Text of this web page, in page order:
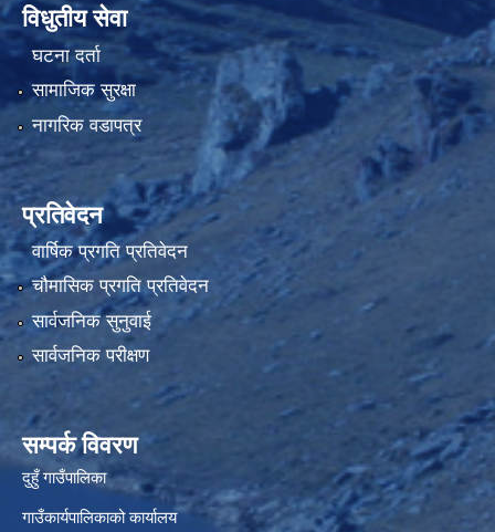
विधुतीय सेवा
घटना दर्ता
सामाजिक सुरक्षा
नागरिक वडापत्र
प्रतिवेदन
वार्षिक प्रगति प्रतिवेदन
चौमासिक प्रगति प्रतिवेदन
सार्वजनिक सुनुवाई
सार्वजनिक परीक्षण
सम्पर्क विवरण
दुहुँ गाउँपालिका
गाउँकार्यपालिकाको कार्यालय